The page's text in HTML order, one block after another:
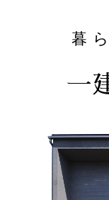
暮
一